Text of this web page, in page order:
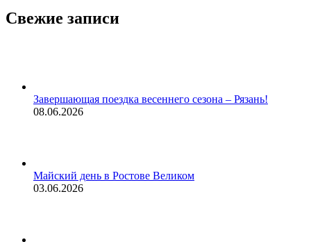
Свежие записи
Завершающая поездка весеннего сезона – Рязань!
08.06.2026
Майский день в Ростове Великом
03.06.2026